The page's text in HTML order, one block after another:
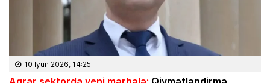
10 İyun 2026, 14:25